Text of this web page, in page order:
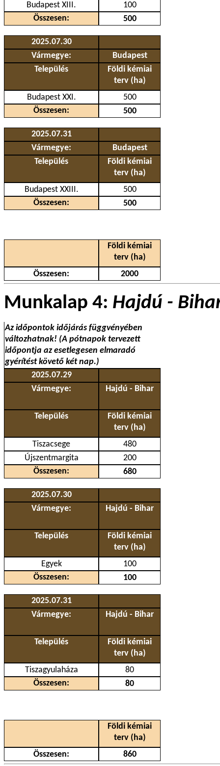
Budapest XIII.
100
Összesen:
500
2025.07.30
Vármegye:
Budapest
Település
Földi kémiai
terv (ha)
Budapest XXI.
500
Összesen:
500
2025.07.31
Vármegye:
Budapest
Település
Földi kémiai
terv (ha)
Budapest XXIII.
500
Összesen:
500
Földi kémiai
terv (ha)
Összesen:
2000
Munkalap 4: Hajdú -
Az időpontok időjárás függvényében
változhatnak! (A pótnapok tervezett
időpontja az esetlegesen elmaradó
gyérítést követő két nap.)
2025.07.29
Vármegye:
Hajdú - Bihar
Település
Földi kémiai
terv (ha)
Tiszacsege
480
Újszentmargita
200
Összesen:
680
2025.07.30
Vármegye:
Hajdú - Bihar
Település
Földi kémiai
terv (ha)
Egyek
100
Összesen:
100
2025.07.31
Vármegye:
Hajdú - Bihar
Település
Földi kémiai
terv (ha)
Tiszagyulaháza
80
Összesen:
80
Földi kémiai
terv (ha)
Összesen:
860